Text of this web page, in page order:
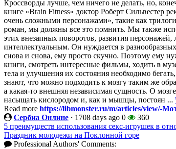
Кроссворды лучше, чем ничего не делать, но,
книге «Brain Fitness» доктор Роберт Сильвестер
очень сложными персонажами», такие как
роман, мы должны все это помнить. Мы также
этих внезапных поворотов, развития персонажей,
интеллектуальным. Он нуждается в
снова и снова, ему просто скучно. Поэтому ему
книги, смотреть интересные фильмы, ходить в
тела и улучшения их состояния необходимо
знают, что можно подходить к мозгу таким же
а какая-то внешняя независимая сущность. О
насыщать кислородом и, как и мышцы, постоян ...
Read more https://libmonster.ru/m/articles/view/-
Сербиа Онлине · 1708 days ago 0
360
5 преимуществ использования секс-игрушек в
Праздник молодежи на Поклонной горе
Professional Authors' Comments: